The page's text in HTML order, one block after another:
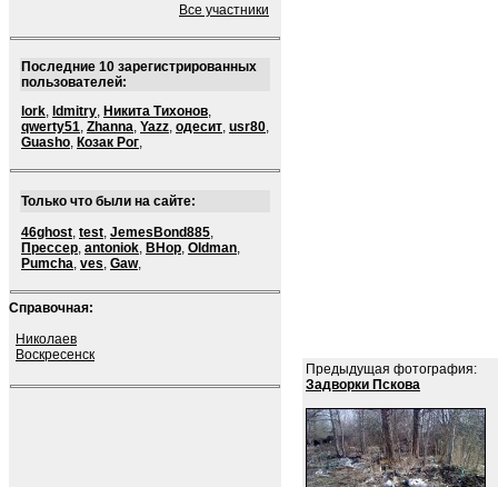
Все участники
Последние 10 зарегистрированных
пользователей:
lork, ldmitry, Никита Тихонов,
qwerty51, Zhanna, Yazz, одесит, usr80,
Guasho, Козак Рог,
Только что были на сайте:
46ghost, test, JemesBond885,
Прессер, antoniok, BHop, Oldman,
Pumcha, ves, Gaw,
Справочная:
Николаев
Воскресенск
Предыдущая фотография:
Задворки Пскова